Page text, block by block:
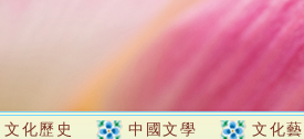
文化歷史 中國文學 文化